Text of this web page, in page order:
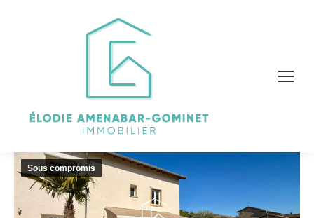
Sous compromis